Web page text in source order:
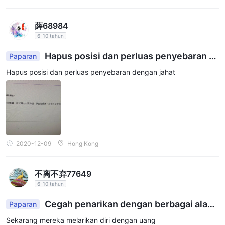
ada nomor telepon yang diberikan.
實德金銀投資有限公司, berlisensi di bawah Lisensi Tipe AA
menangani investasi emas dan perak. Tanggal efektif, tanggal
kedaluwarsa, alamat email, situs web, dan nomor telepon untuk
institusi ini tidak disediakan dalam informasi yang diberikan.
perlu dicatat bahwa ada peringatan yang terkait dengan
broker ini dalam tiga bulan terakhir, yang mengindikasikan
potensi risiko. selain itu, status pengaturan agn056 ditandai
sebagai dicabut, yang selanjutnya menekankan perlunya
ini tidak memiliki perangkat lunak perdagangan, yang juga
harus dipertimbangkan.
Instrumen Pasar
Success Financeadalah lembaga keuangan yang menawarkan
薛68984
6-10 tahun
Paparan
Hapus posisi dan perluas penyebaran d
engan jahat
Hapus posisi dan perluas penyebaran dengan jahat
2020-12-09 Hong Kong
不离不弃77649
6-10 tahun
Paparan
Cegah penarikan dengan berbagai alasa
n.
Sekarang mereka melarikan diri dengan uang